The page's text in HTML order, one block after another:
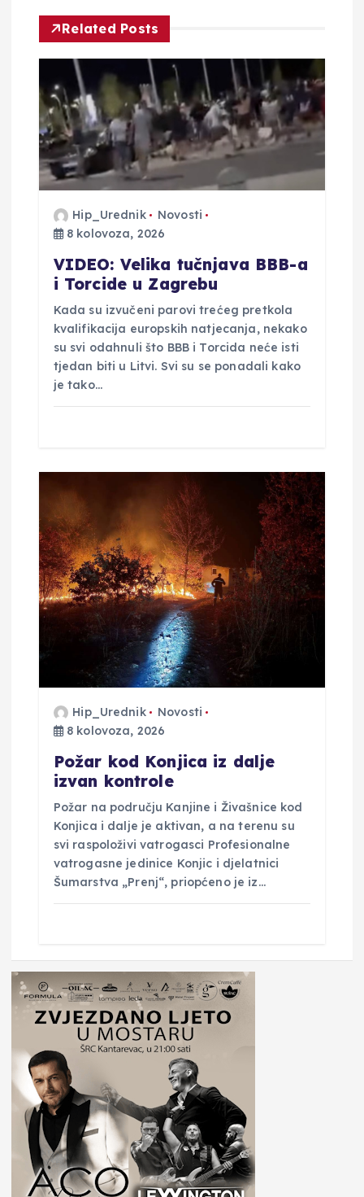
a
o
b
Related Posts
Hip_Urednik
Novosti
8 kolovoza, 2026
VIDEO: Velika tučnjava BBB-a
i Torcide u Zagrebu
Kada su izvučeni parovi trećeg pretkola
kvalifikacija europskih natjecanja, nekako
su svi odahnuli što BBB i Torcida neće isti
tjedan biti u Litvi. Svi su se ponadali kako
je tako…
Hip_Urednik
Novosti
8 kolovoza, 2026
Požar kod Konjica iz dalje
izvan kontrole
Požar na području Kanjine i Živašnice kod
Konjica i dalje je aktivan, a na terenu su
svi raspoloživi vatrogasci Profesionalne
vatrogasne jedinice Konjic i djelatnici
Šumarstva „Prenj“, priopćeno je iz…